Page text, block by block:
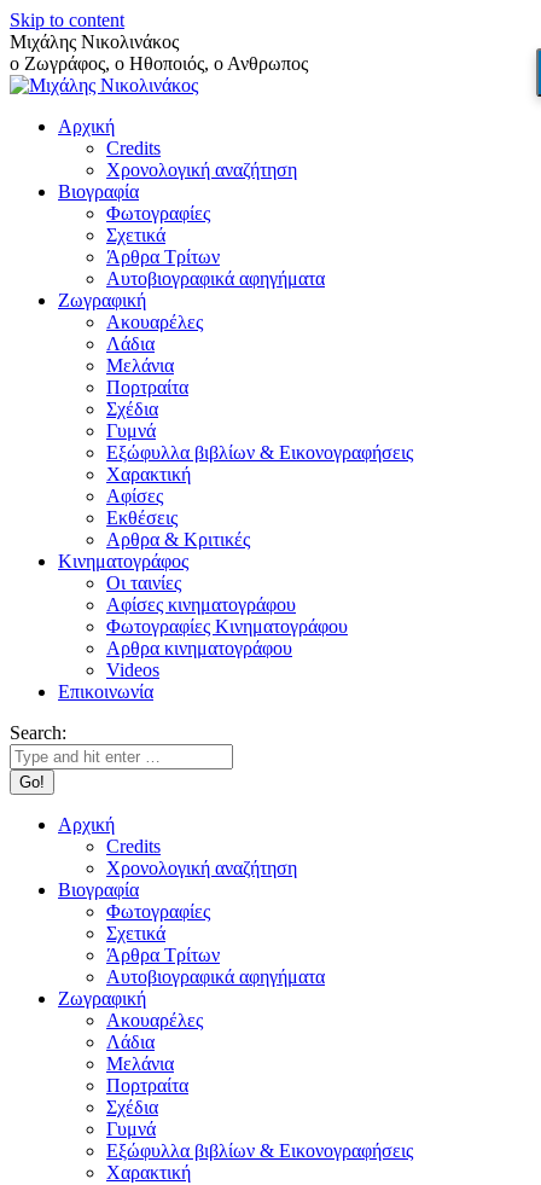
Skip to content
Μιχάλης Νικολινάκος
ο Ζωγράφος, ο Ηθοποιός, ο Ανθρωπος
Αρχική
Credits
Χρονολογική αναζήτηση
Βιογραφία
Φωτογραφίες
Σχετικά
Άρθρα Τρίτων
Αυτοβιογραφικά αφηγήματα
Ζωγραφική
Ακουαρέλες
Λάδια
Μελάνια
Πορτραίτα
Σχέδια
Γυμνά
Εξώφυλλα βιβλίων & Εικονογραφήσεις
Χαρακτική
Αφίσες
Εκθέσεις
Αρθρα & Κριτικές
Κινηματογράφος
Οι ταινίες
Αφίσες κινηματογράφου
Φωτογραφίες Κινηματογράφου
Αρθρα κινηματογράφου
Videos
Επικοινωνία
Search:
Αρχική
Credits
Χρονολογική αναζήτηση
Βιογραφία
Φωτογραφίες
Σχετικά
Άρθρα Τρίτων
Αυτοβιογραφικά αφηγήματα
Ζωγραφική
Ακουαρέλες
Λάδια
Μελάνια
Πορτραίτα
Σχέδια
Γυμνά
Εξώφυλλα βιβλίων & Εικονογραφήσεις
Χαρακτική